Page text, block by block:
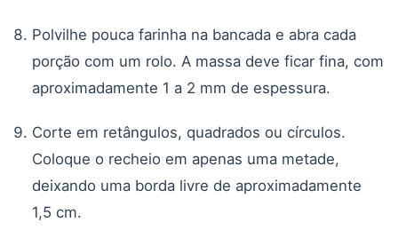
Polvilhe pouca farinha na bancada e abra cada
porção com um rolo. A massa deve ficar fina, com
aproximadamente 1 a 2 mm de espessura.
Corte em retângulos, quadrados ou círculos.
Coloque o recheio em apenas uma metade,
deixando uma borda livre de aproximadamente
1,5 cm.